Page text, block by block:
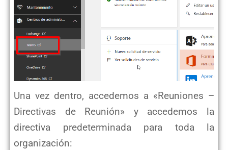
Una vez dentro, accedemos a «Reuniones –
Directivas de Reunión» y accedemos la
directiva predeterminada para toda la
organización: